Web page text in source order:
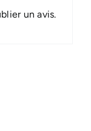
un avis.